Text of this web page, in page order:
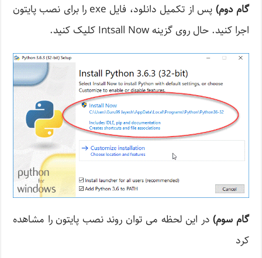
گام دوم)
پس از تکمیل دانلود، فایل exe را برای نصب پایتون
اجرا کنید. حال روی گزینه Intsall Now کلیک کنید.
گام سوم)در این لحظه می توان روند نصب پایتون را مشاهده
کرد